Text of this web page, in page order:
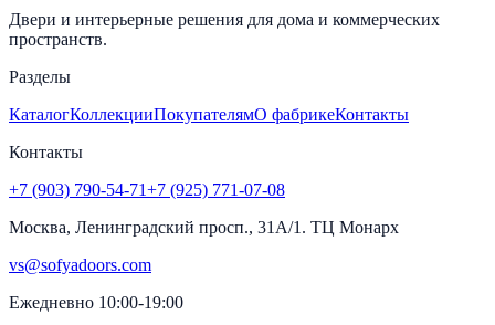
Двери и интерьерные решения для дома и коммерческих
пространств.
Разделы
КаталогКоллекцииПокупателямО фабрикеКонтакты
Контакты
+7 (903) 790-54-71+7 (925) 771-07-08
Москва, Ленинградский просп., 31А/1. ТЦ Монарх
vs@sofyadoors.com
Ежедневно 10:00-19:00